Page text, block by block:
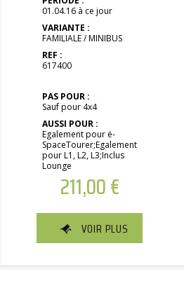
01.04.16 à ce jour
VARIANTE :
FAMILIALE / MINIBUS
REF :
617400
PAS POUR :
Sauf pour 4x4
AUSSI POUR :
Egalement pour ë-
SpaceTourer;Egalement
pour L1, L2, L3;Inclus
Lounge
211,00€
VOIR PLUS